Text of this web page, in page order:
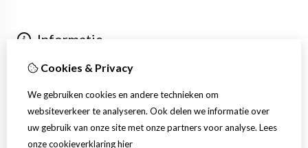
Informatie
Verzending
Extra
Klantenservice
Cookies & Privacy
We gebruiken cookies en andere technieken om
websiteverkeer te analyseren. Ook delen we informatie over
uw gebruik van onze site met onze partners voor analyse. Lees
onze cookieverklaringhier